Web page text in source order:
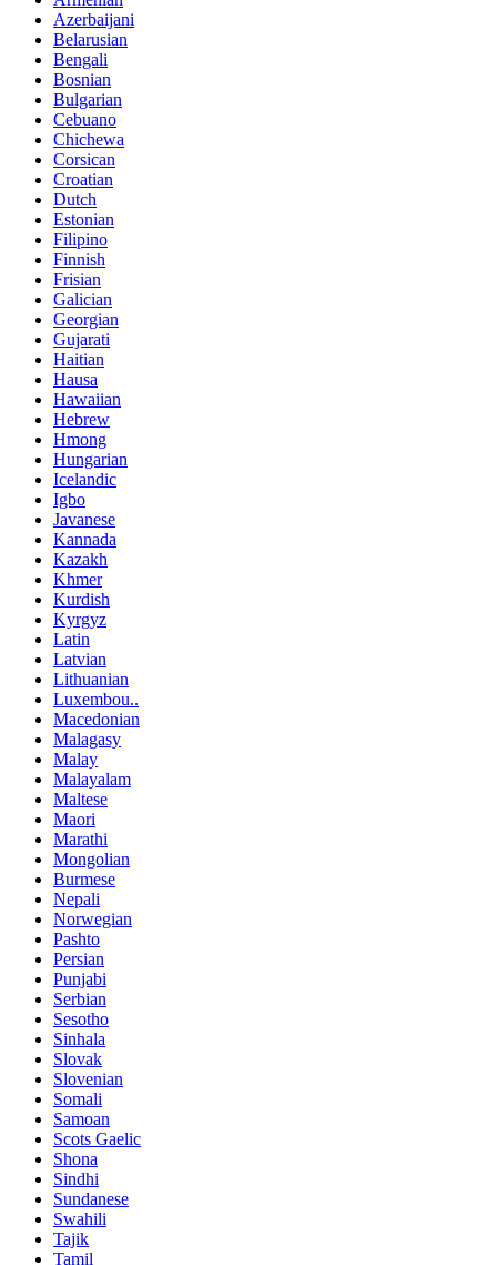
Azerbaijani
Belarusian
Bengali
Bosnian
Bulgarian
Cebuano
Chichewa
Corsican
Croatian
Dutch
Estonian
Filipino
Finnish
Frisian
Galician
Georgian
Gujarati
Haitian
Hausa
Hawaiian
Hebrew
Hmong
Hungarian
Icelandic
Igbo
Javanese
Kannada
Kazakh
Khmer
Kurdish
Kyrgyz
Latin
Latvian
Lithuanian
Luxembou..
Macedonian
Malagasy
Malay
Malayalam
Maltese
Maori
Marathi
Mongolian
Burmese
Nepali
Norwegian
Pashto
Persian
Punjabi
Serbian
Sesotho
Sinhala
Slovak
Slovenian
Somali
Samoan
Scots Gaelic
Shona
Sindhi
Sundanese
Swahili
Tajik
Tamil